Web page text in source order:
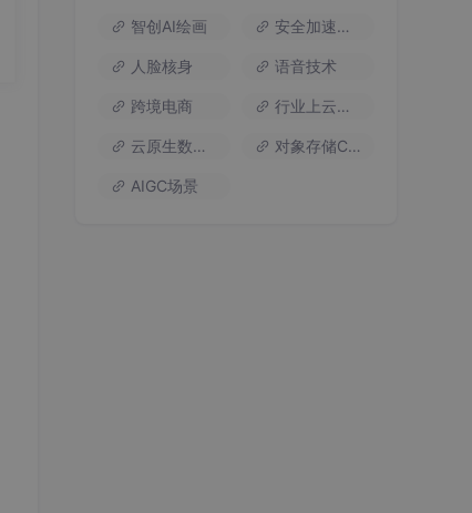
智创AI绘画 安全加速流量
人脸核身 语音技术
跨境电商 行业上云方案
云原生数据库 对象存储COS
AIGC场景